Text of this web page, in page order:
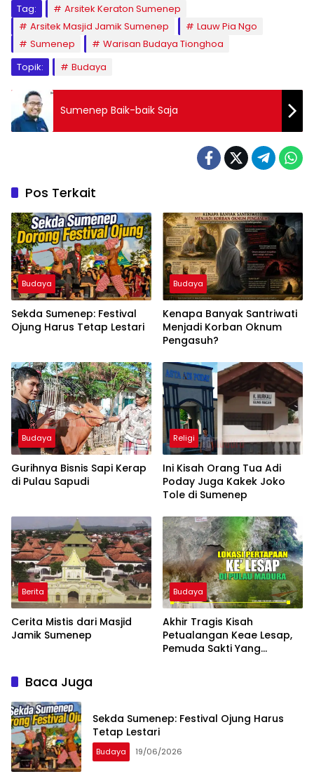
Tag:
Arsitek Keraton Sumenep
Arsitek Masjid Jamik Sumenep
Lauw Pia Ngo
Sumenep
Warisan Budaya Tionghoa
Topik:
Budaya
Sumenep Baik-baik Saja
Pos Terkait
Budaya
Sekda Sumenep: Festival
Ojung Harus Tetap Lestari
Budaya
Kenapa Banyak Santriwati
Menjadi Korban Oknum
Pengasuh?
Budaya
Gurihnya Bisnis Sapi Kerap
di Pulau Sapudi
Religi
Ini Kisah Orang Tua Adi
Poday Juga Kakek Joko
Tole di Sumenep
Berita
Cerita Mistis dari Masjid
Jamik Sumenep
Budaya
Akhir Tragis Kisah
Petualangan Keae Lesap,
Pemuda Sakti Yang
Baca Juga
Sekda Sumenep: Festival Ojung Harus
Tetap Lestari
Budaya 19/06/2026